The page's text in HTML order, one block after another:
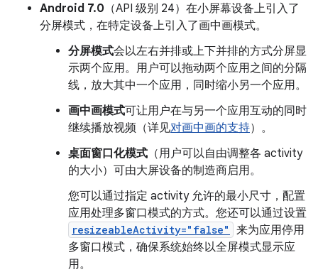
Android 7.0 （API 级别 24）在小屏幕设备上引入了
分屏模式，在特定设备上引入了画中画模式。
分屏模式会以左右并排或上下并排的方式分屏显
示两个应用。用户可以拖动两个应用之间的分隔
线，放大其中一个应用，同时缩小另一个应用。
画中画模式可让用户在与另一个应用互动的同时
继续播放视频（详见对画中画的支持）。
桌面窗口化模式 （用户可以自由调整各 activity
的大小）可由大屏设备的制造商启用。
您可以通过指定 activity 允许的最小尺寸，配置
应用处理多窗口模式的方式。您还可以通过设置
resizeableActivity="false"
来为应用停用
多窗口模式，确保系统始终以全屏模式显示应
用。